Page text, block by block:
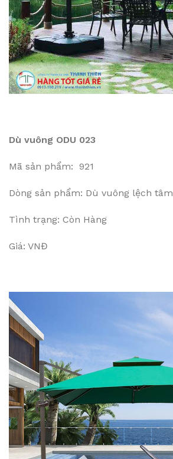
Dù vuông ODU 023
Mã sản phẩm: 921
Dòng sản phẩm: Dù vuông lệch tâm
Tình trạng: Còn Hàng
Giá: VNĐ